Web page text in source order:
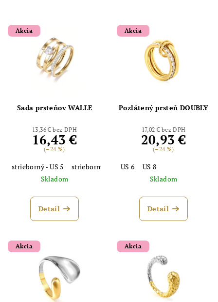
Akcia
Sada prsteňov WALLE
13,36 € bez DPH
16,43 €
(–24 %)
strieborný - US 5 strieborný - US 6
strieborný - US 8
Skladom
Detail
Akcia
Pozlátený prsteň DOUBLY
17,02 € bez DPH
20,93 €
(–24 %)
US 6
US 8
Skladom
Detail
Akcia Akcia